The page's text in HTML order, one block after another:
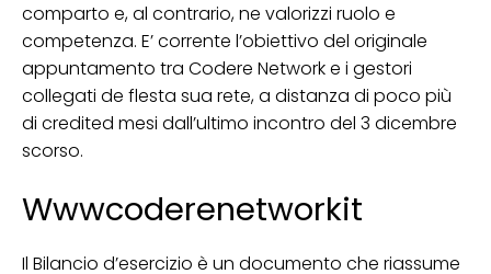
comparto e, al contrario, ne valorizzi ruolo e
competenza. E’ corrente l’obiettivo del originale
appuntamento tra Codere Network e i gestori
collegati de flesta sua rete, a distanza di poco più
di credited mesi dall’ultimo incontro del 3 dicembre
scorso.
Wwwcoderenetworkit
Il Bilancio d’esercizio è un documento che riassume